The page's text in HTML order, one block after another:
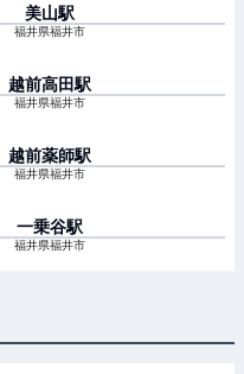
美山駅
福井県福井市
越前高田駅
福井県福井市
越前薬師駅
福井県福井市
一乗谷駅
福井県福井市